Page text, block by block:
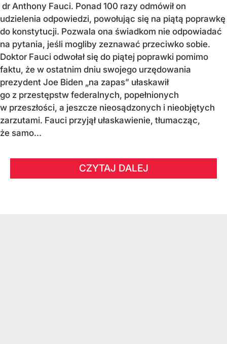
dr Anthony Fauci. Ponad 100 razy odmówił on
udzielenia odpowiedzi, powołując się na piątą poprawkę
do konstytucji. Pozwala ona świadkom nie odpowiadać
na pytania, jeśli mogliby zeznawać przeciwko sobie.
Doktor Fauci odwołał się do piątej poprawki pomimo
faktu, że w ostatnim dniu swojego urzędowania
prezydent Joe Biden „na zapas” ułaskawił
go z przestępstw federalnych, popełnionych
w przeszłości, a jeszcze nieosądzonych i nieobjętych
zarzutami. Fauci przyjął ułaskawienie, tłumacząc,
że samo...
CZYTAJ DALEJ